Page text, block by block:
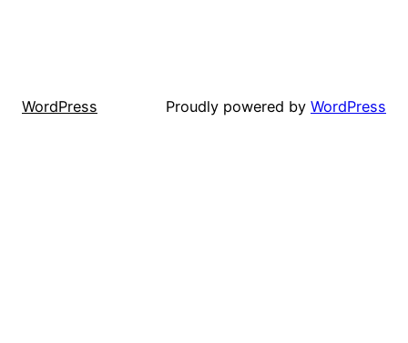
WordPress Proudly powered by WordPress